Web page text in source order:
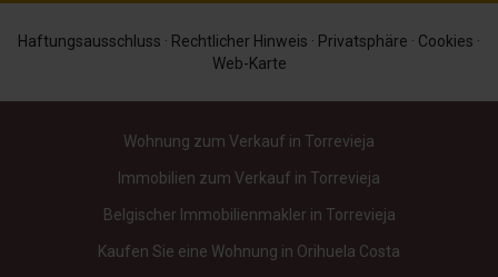
Haftungsausschluss · Rechtlicher Hinweis · Privatsphäre · Cookies ·
Web-Karte
Wohnung zum Verkauf in Torrevieja
Immobilien zum Verkauf in Torrevieja
Belgischer Immobilienmakler in Torrevieja
Kaufen Sie eine Wohnung in Orihuela Costa